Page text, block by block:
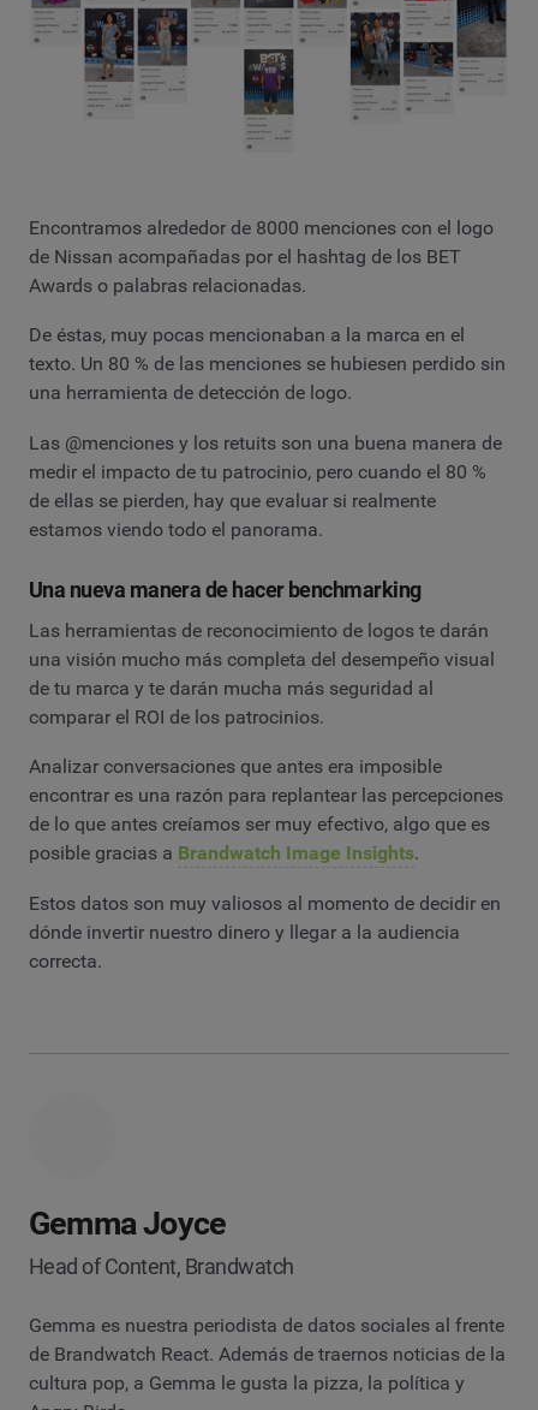
Encontramos alrededor de 8000 menciones con el logo
de Nissan acompañadas por el hashtag de los BET
Awards o palabras relacionadas.
De éstas, muy pocas mencionaban a la marca en el
texto. Un 80 % de las menciones se hubiesen perdido sin
una herramienta de detección de logo.
Las @menciones y los retuits son una buena manera de
medir el impacto de tu patrocinio, pero cuando el 80 %
de ellas se pierden, hay que evaluar si realmente
estamos viendo todo el panorama.
Una nueva manera de hacer benchmarking
Las herramientas de reconocimiento de logos te darán
una visión mucho más completa del desempeño visual
de tu marca y te darán mucha más seguridad al
comparar el ROI de los patrocinios.
Analizar conversaciones que antes era imposible
encontrar es una razón para replantear las percepciones
de lo que antes creíamos ser muy efectivo, algo que es
posible gracias a Brandwatch Image Insights.
Estos datos son muy valiosos al momento de decidir en
dónde invertir nuestro dinero y llegar a la audiencia
correcta.
Gemma Joyce
Head of Content, Brandwatch
Gemma es nuestra periodista de datos sociales al frente
de Brandwatch React. Además de traernos noticias de la
cultura pop, a Gemma le gusta la pizza, la política y